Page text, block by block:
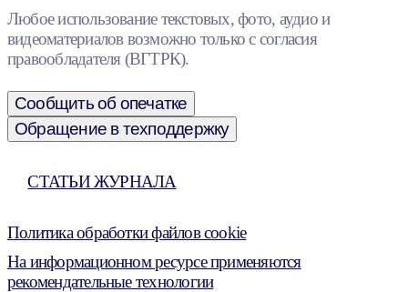
Любое использование текстовых, фото, аудио и
видеоматериалов возможно только с согласия
правообладателя (ВГТРК).
Сообщить об опечатке
Обращение в техподдержку
СТАТЬИ ЖУРНАЛА
Политика обработки файлов cookie
На информационном ресурсе применяются
рекомендательные технологии